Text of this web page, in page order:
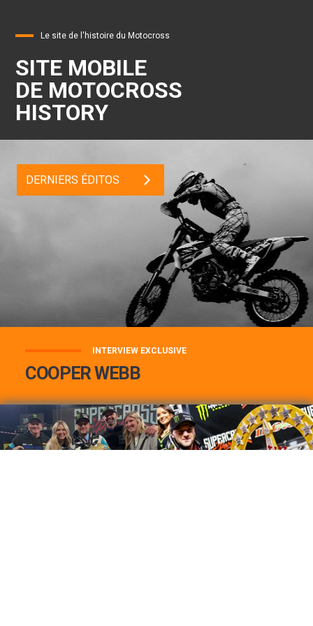
Le site de l'histoire du Motocross
SITE MOBILE
DE MOTOCROSS
HISTORY
DERNIERS ÉDITOS
INTERVIEW EXCLUSIVE
COOPER WEBB